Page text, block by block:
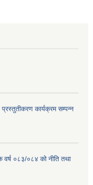
कार्यक्रम सम्पन्न
वर्ष ०८३/०८४ को नीति तथा